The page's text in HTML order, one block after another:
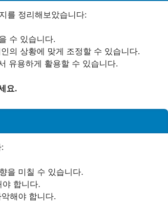
를 정리해보았습니다:
수 있습니다.
의 상황에 맞게 조정할 수 있습니다.
유용하게 활용할 수 있습니다.
요.
을 미칠 수 있습니다.
합니다.
해야 합니다.